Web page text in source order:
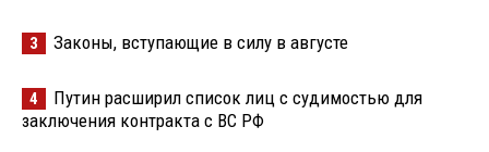
3 Законы, вступающие в силу в августе
4
Путин расширил список лиц с судимостью для
заключения контракта с ВС РФ